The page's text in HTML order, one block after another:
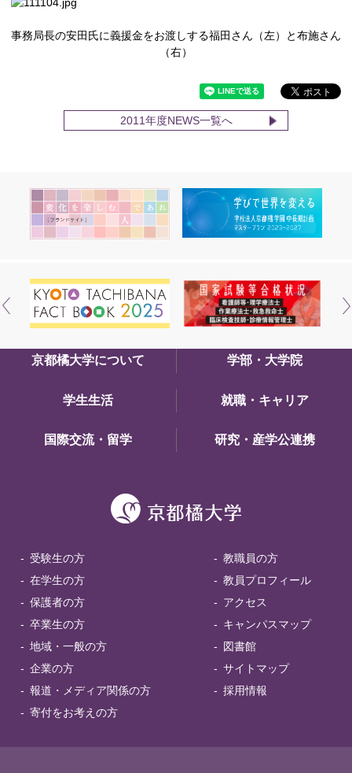
事務局長の安田氏に義援金をお渡しする福田さん（左）と布施さん
（右）
2011年度NEWS一覧へ
京都橘大学について 学部・大学院
学生生活 就職・キャリア
国際交流・留学 研究・産学公連携
受験生の方
在学生の方
保護者の方
卒業生の方
地域・一般の方
企業の方
報道・メディア関係の方
寄付をお考えの方
教職員の方
教員プロフィール
アクセス
キャンパスマップ
図書館
サイトマップ
採用情報